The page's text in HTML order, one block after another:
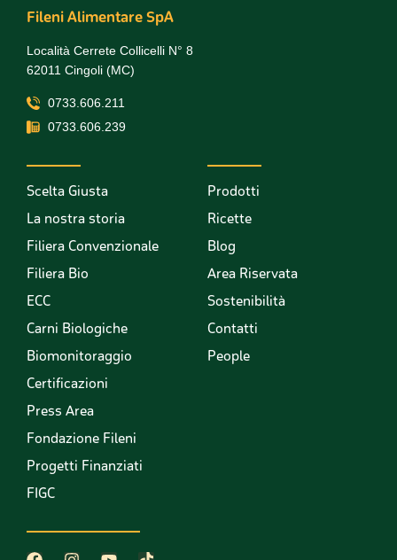
Fileni Alimentare SpA
Località Cerrete Collicelli N° 8
62011 Cingoli (MC)
0733.606.211
0733.606.239
Scelta Giusta
La nostra storia
Filiera Convenzionale
Filiera Bio
ECC
Carni Biologiche
Biomonitoraggio
Certificazioni
Press Area
Fondazione Fileni
Progetti Finanziati
FIGC
Prodotti
Ricette
Blog
Area Riservata
Sostenibilità
Contatti
People